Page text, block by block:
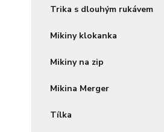
Trika s dlouhým rukávem
Mikiny klokanka
Mikiny na zip
Mikina Merger
Tílka